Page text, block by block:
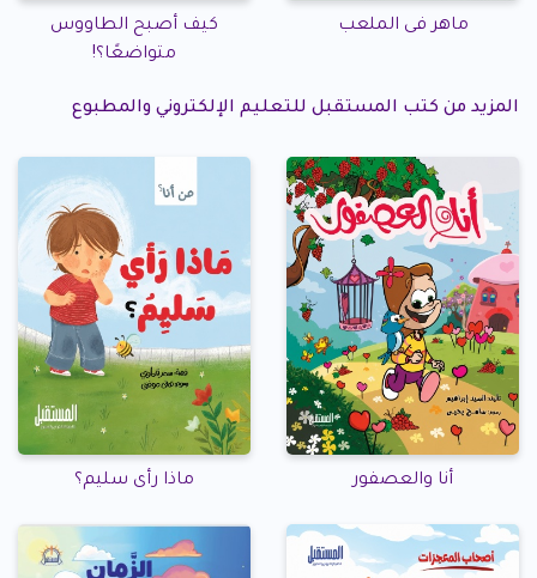
ماهر فى الملعب
كيف أصبح الطاووس
متواضعًا؟!
المزيد من كتب المستقبل للتعليم الإلكتروني والمطبوع
أنا والعصفور ماذا رأى سليم؟